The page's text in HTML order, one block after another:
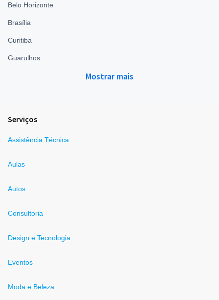
Belo Horizonte
Brasília
Curitiba
Guarulhos
Mostrar mais
Serviços
Assistência Técnica
Aulas
Autos
Consultoria
Design e Tecnologia
Eventos
Moda e Beleza